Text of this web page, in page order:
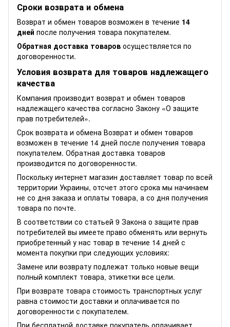
Сроки возврата и обмена
Возврат и обмен товаров возможен в течение 14
дней после получения товара покупателем.
Обратная доставка товаров осуществляется по
договоренности.
Условия возврата для товаров надлежащего
качества
Компания производит возврат и обмен товаров
надлежащего качества согласно Закону «О защите
прав потребителей».
Срок возврата и обмена Возврат и обмен товаров
возможен в течение 14 дней после получения товара
покупателем. Обратная доставка товаров
производится по договоренности.
Поскольку интернет магазин доставляет товар по всей
территории Украины, отсчет этого срока мы начинаем
не со дня заказа и оплаты товара, а со дня получения
товара по почте.
В соответствии со статьей 9 Закона о защите прав
потребителей вы имеете право обменять или вернуть
приобретенный у нас товар в течение 14 дней с
момента покупки при следующих условиях:
Замене или возврату подлежат только новые вещи
полный комплект товара, этикетки все цели.
При возврате товара стоимость транспортных услуг
равна стоимости доставки и оплачивается по
договоренности с покупателем.
При бесплатной доставке покупатель оплачивает